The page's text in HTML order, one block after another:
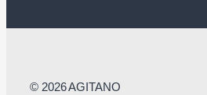
© 2026 AGITANO